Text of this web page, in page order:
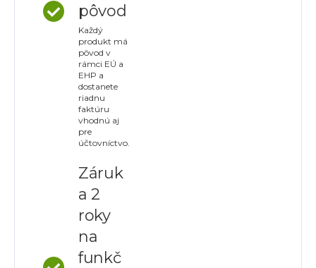
pôvod
Každý
produkt má
pôvod v
rámci EÚ a
EHP a
dostanete
riadnu
faktúru
vhodnú aj
pre
účtovníctvo.
Záruk
a 2
roky
na
funkč